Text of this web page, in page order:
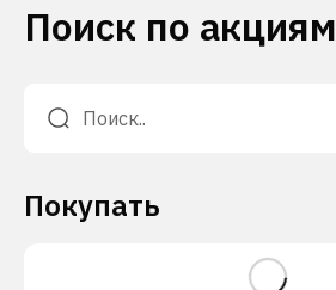
Поиск по акциям
Покупать